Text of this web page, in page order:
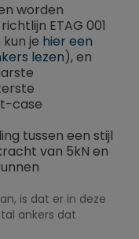
worden
ETAG 001
je hier een
lezen), en
case
tussen een stijl
van 5kN en
is dat er in deze
ankers dat